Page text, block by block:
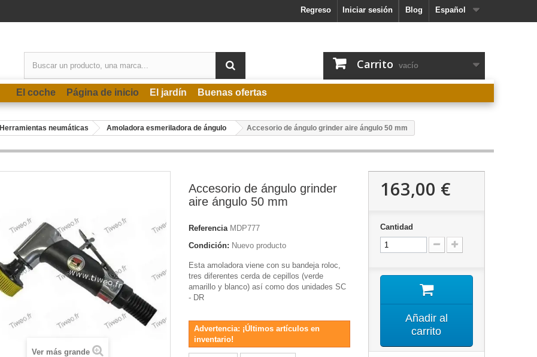
Español
Blog
Iniciar sesión
Regreso
Carrito vacío
El coche Página de inicio El jardín Buenas ofertas
Herramientas neumáticas Amoladora esmeriladora de ángulo Accesorio de ángulo grinder aire ángulo 50 mm
Ver más grande
Accesorio de ángulo grinder
aire ángulo 50 mm
Referencia MDP777
Condición: Nuevo producto
Esta amoladora viene con su bandeja roloc,
tres diferentes cerda de cepillos (verde
amarillo y blanco) así como dos unidades SC
- DR
Advertencia: ¡Últimos artículos en
inventario!
163,00 €
Cantidad
Añadir al
carrito